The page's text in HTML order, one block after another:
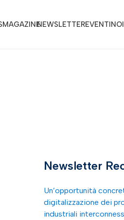
MAGAZINENEWSLETTEREVENTI
Newsletter
Un’opportunità
digitalizzazione dei
industriali